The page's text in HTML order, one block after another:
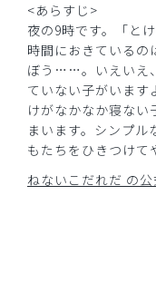
<あらすじ>
夜の9時です。「と
時間におきているの
ぼう……。いえいえ
ていない子がいます
けがなかなか寝ない
まいます。シンプル
もたちをひきつけて
ねないこだれだ の